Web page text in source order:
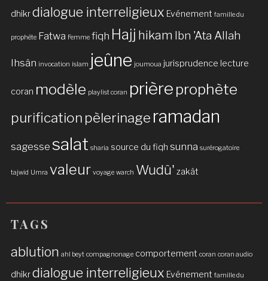
dhikrdialogue interreligieux Evénement famille du
prophète Fatwa Femme fiqh Hajj hikam Ibn 'Ata Allah
Ihsân invocation islam jeûne joumoua jurisprudence lecture
coran modèle playlist coran prière prophète
purification pèlerinage ramadan
sagesse salat sharia source du fiqh sunna surérogatoire
tajwid Umra valeur voyage warch Wudû' zakât
TAGS
ablution ahl beyt compagnonage comportement coran coran audio
dhikrdialogue interreligieux Evénement famille du